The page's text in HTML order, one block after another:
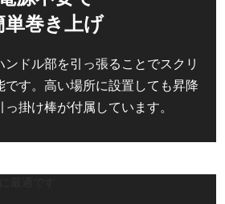
単巻き上げ
ンドル部を引っ張ることでスクリ
です。高い場所に設置しても昇降
掛け棒が付属しています。